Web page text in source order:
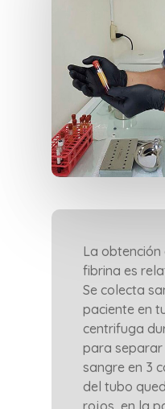
La
fibrina es
Se colecta
paciente en
centrifuga
para
sangre en 3
del tubo
rojos, en la